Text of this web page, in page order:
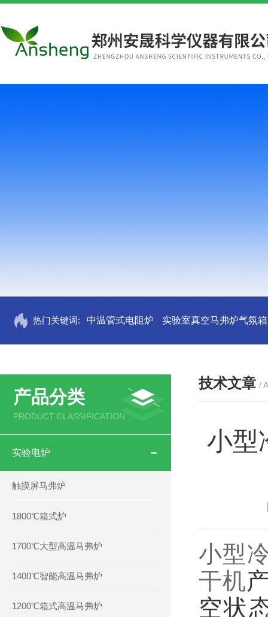
热门关键词: 中温管式电阻炉 实验室真空马弗炉气氛
产品分类
PRODUCT CLASSIFICATION
实验电炉
触摸屏马弗炉
1800℃箱式炉
1700℃大型高温马弗炉
1400℃智能高温马弗炉
1200℃箱式高温马弗炉
技术文章 /
小型
小型
干机
空状